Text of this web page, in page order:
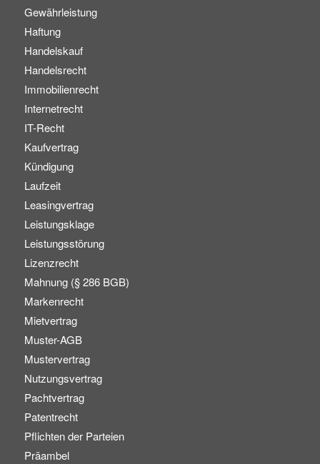
Gewährleistung
Haftung
Handelskauf
Handelsrecht
Immobilienrecht
Internetrecht
IT-Recht
Kaufvertrag
Kündigung
Laufzeit
Leasingvertrag
Leistungsklage
Leistungsstörung
Lizenzrecht
Mahnung (§ 286 BGB)
Markenrecht
Mietvertrag
Muster-AGB
Mustervertrag
Nutzungsvertrag
Pachtvertrag
Patentrecht
Pflichten der Parteien
Präambel